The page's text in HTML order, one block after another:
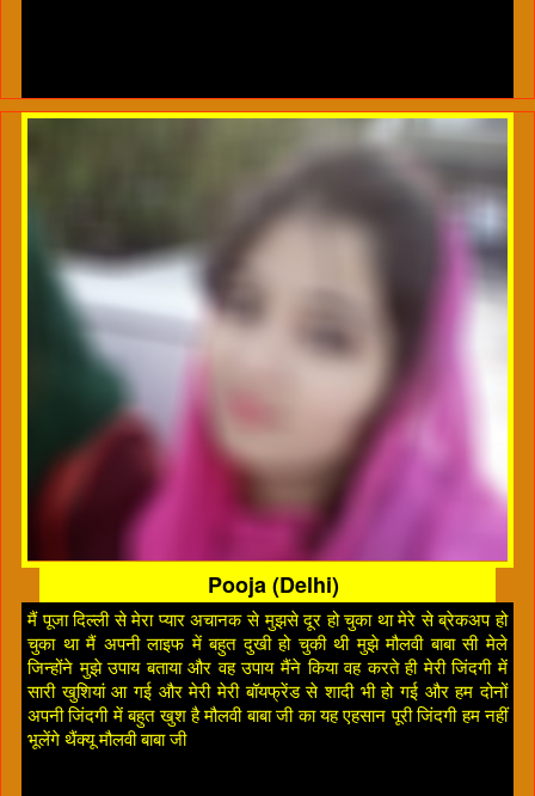
Pooja (Delhi)
मैं पूजा दिल्ली से मेरा प्यार अचानक से मुझसे दूर हो चुका था मेरे से ब्रेकअप हो
चुका था मैं अपनी लाइफ में बहुत दुखी हो चुकी थी मुझे मौलवी बाबा सी मेले
जिन्होंने मुझे उपाय बताया और वह उपाय मैंने किया वह करते ही मेरी जिंदगी में
सारी खुशियां आ गई और मेरी मेरी बॉयफ्रेंड से शादी भी हो गई और हम दोनों
अपनी जिंदगी में बहुत खुश है मौलवी बाबा जी का यह एहसान पूरी जिंदगी हम नहीं
भूलेंगे थैंक्यू मौलवी बाबा जी